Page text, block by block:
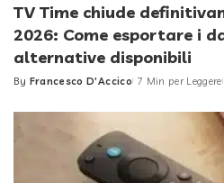
TV Time chiude
2026: Come esportare i
alternative disponibili
Posted
By Francesco D'Accico 7 Min per Leggere